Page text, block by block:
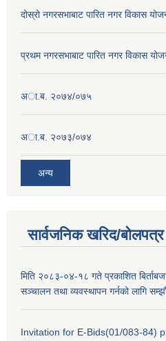
दोस्रो नगरसभाबाट पारित नगर विकास
प्रथम नगरसभाबाट पारित नगर विकास
अा.ब. २०७४/०७५
अा.ब. २०७३/०७४
अन्य
सार्वजनिक खरिद/
मिति २०८३-०४-१८ गते प्रकाशित
सञ्चालन तथा व्यवस्थापन गर्नको लागि
Invitation for E-Bids(01/083-84)